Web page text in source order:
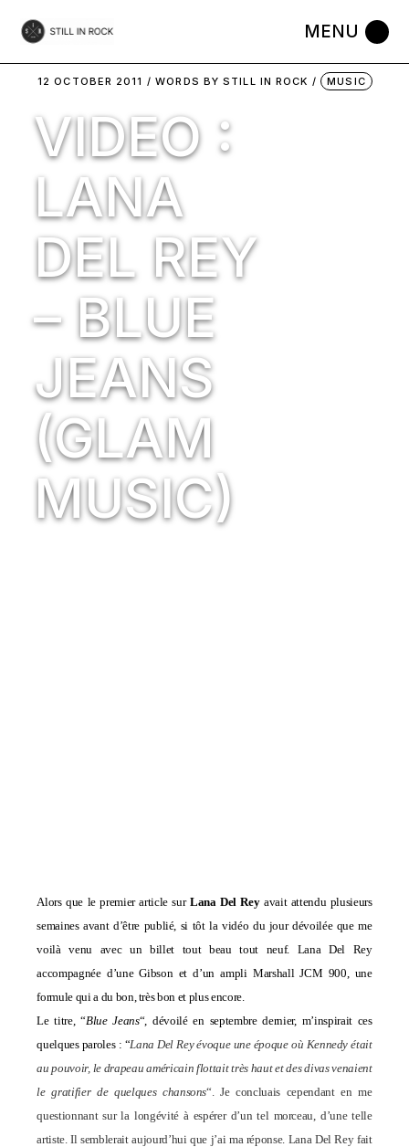
the
12 OCTOBER 2011 WORDS BYSTILL IN ROCK MUSIC
VIDEO :
LANA
DEL REY
– BLUE
JEANS
(GLAM
MUSIC)
Alors que le premier article sur Lana Del Rey avait attendu plusieurs
semaines avant d’être publié, si tôt la vidéo du jour dévoilée que me
voilà venu avec un billet tout beau tout neuf. Lana Del Rey
accompagnée d’une Gibson et d’un ampli Marshall JCM 900, une
formule qui a du bon, très bon et plus encore.
Le titre, “Blue Jeans“, dévoilé en septembre dernier, m’inspirait ces
quelques paroles : “Lana Del Rey évoque une époque où Kennedy était
au pouvoir, le drapeau américain flottait très haut et des divas venaient
le gratifier de quelques chansons“. Je concluais cependant en me
questionnant sur la longévité à espérer d’un tel morceau, d’une telle
artiste. Il semblerait aujourd’hui que j’ai ma réponse. Lana Del Rey fait